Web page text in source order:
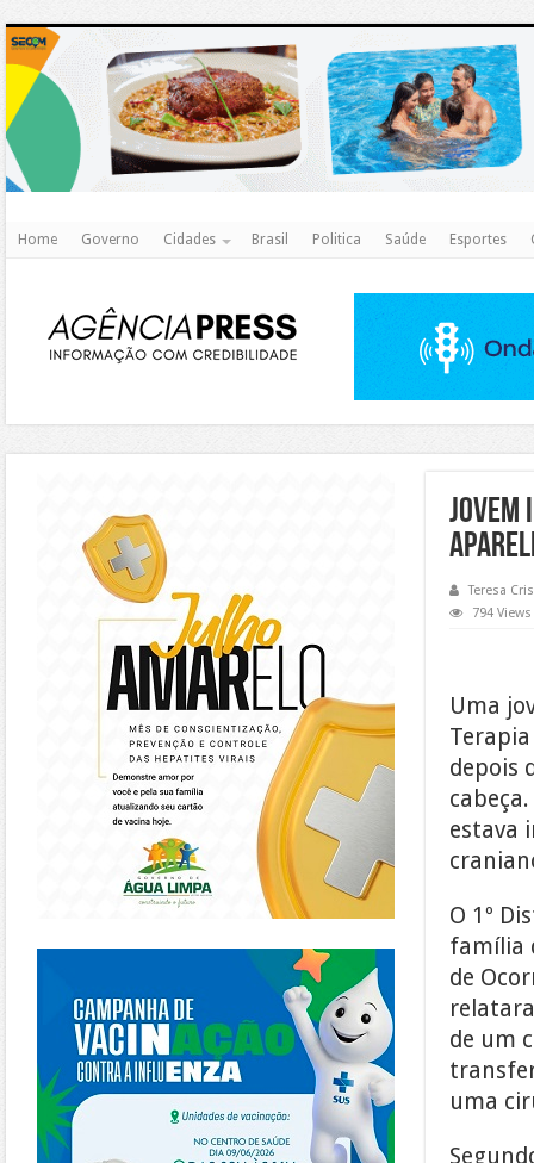
Home Governo Cidades Brasil Politica Saúde Esportes
JOVEM
Teresa
794 Views
Uma
depois
estava
O 1º
família
de
de um
uma
https://piracanjuba.go.gov.br/